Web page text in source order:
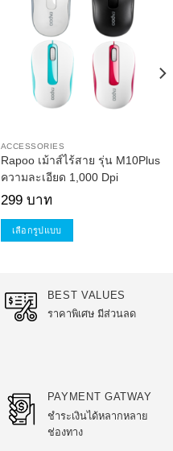
Add to
Wishlist
ACCESSORIES
Rapoo เม้าส์ไร้สาย รุ่น M10Plus
ความละเอียด 1,000 Dpi
299 บาท
เลือกรูปแบบ
multiple
variants.
chosen
on
BEST VALUES
ราคาพิเศษ มีส่วนลด
PAYMENT GATWAY
ชำระเงินได้หลากหลาย
ช่องทาง